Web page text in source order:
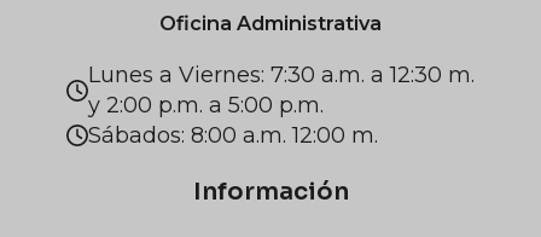
Oficina Administrativa
Lunes a Viernes: 7:30 a.m. a 12:30 m.
y 2:00 p.m. a 5:00 p.m.
Sábados: 8:00 a.m. 12:00 m.
Información